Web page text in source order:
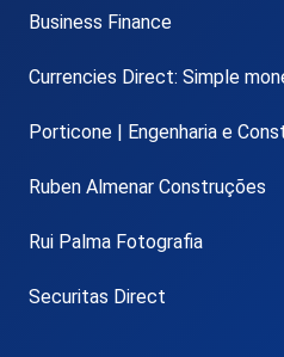
Business Finance
Currencies Direct: Simple
Porticone | Engenharia e
Ruben Almenar Construções
Rui Palma Fotografia
Securitas Direct